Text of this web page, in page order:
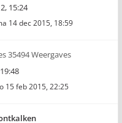
15:24
14 dec 2015, 18:59
35494 Weergaves
15 feb 2015, 22:25